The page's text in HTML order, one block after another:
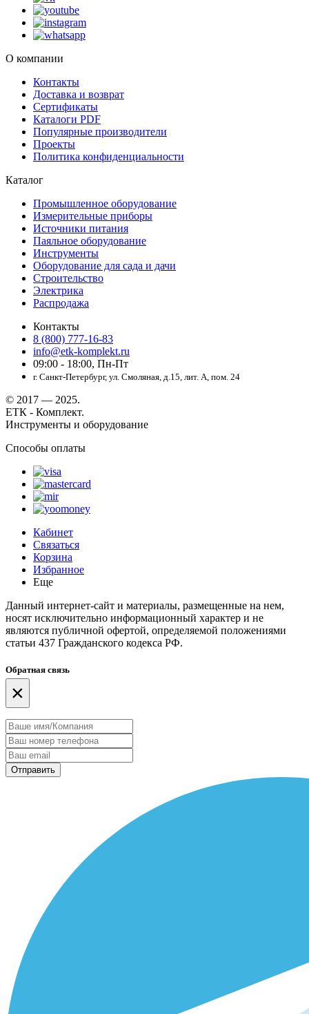
О компании
Контакты
Доставка и возврат
Сертификаты
Каталоги PDF
Популярные производители
Проекты
Политика конфиденциальности
Каталог
Промышленное оборудование
Измерительные приборы
Источники питания
Паяльное оборудование
Инструменты
Оборудование для сада и дачи
Строительство
Электрика
Распродажа
Контакты
8 (800) 777-16-83
info@etk-komplekt.ru
09:00 - 18:00, Пн-Пт
г. Санкт-Петербург, ул. Смоляная, д.15, лит. А, пом. 24
© 2017 — 2025.
ЕТК - Комплект.
Инструменты и оборудование
Способы оплаты
Кабинет
Связаться
Корзина
Избранное
Еще
Данный интернет-сайт и материалы, размещенные на нем,
носят исключительно информационный характер и не
являются публичной офертой, определяемой положениями
статьи 437 Гражданского кодекса РФ.
Обратная связь
×
Отправить